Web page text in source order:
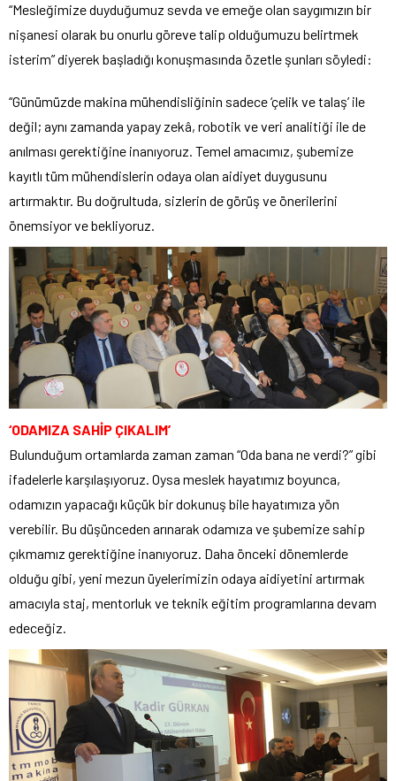
“Mesleğimize duyduğumuz sevda ve emeğe olan saygımızın bir
nişanesi olarak bu onurlu göreve talip olduğumuzu belirtmek
isterim” diyerek başladığı konuşmasında özetle şunları söyledi:
“Günümüzde makina mühendisliğinin sadece ‘çelik ve talaş’ ile
değil; aynı zamanda yapay zekâ, robotik ve veri analitiği ile de
anılması gerektiğine inanıyoruz. Temel amacımız, şubemize
kayıtlı tüm mühendislerin odaya olan aidiyet duygusunu
artırmaktır. Bu doğrultuda, sizlerin de görüş ve önerilerini
önemsiyor ve bekliyoruz.
‘ODAMIZA SAHİP ÇIKALIM’
Bulunduğum ortamlarda zaman zaman “Oda bana ne verdi?” gibi
ifadelerle karşılaşıyoruz. Oysa meslek hayatımız boyunca,
odamızın yapacağı küçük bir dokunuş bile hayatımıza yön
verebilir. Bu düşünceden arınarak odamıza ve şubemize sahip
çıkmamız gerektiğine inanıyoruz. Daha önceki dönemlerde
olduğu gibi, yeni mezun üyelerimizin odaya aidiyetini artırmak
amacıyla staj, mentorluk ve teknik eğitim programlarına devam
edeceğiz.